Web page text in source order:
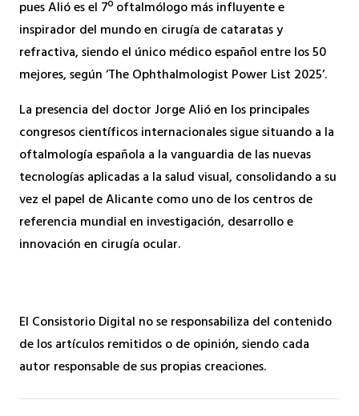
pues Alió es el 7º oftalmólogo más influyente e
inspirador del mundo en cirugía de cataratas y
refractiva, siendo el único médico español entre los 50
mejores, según ‘The Ophthalmologist Power List 2025’.
La presencia del doctor Jorge Alió en los principales
congresos científicos internacionales sigue situando a la
oftalmología española a la vanguardia de las nuevas
tecnologías aplicadas a la salud visual, consolidando a su
vez el papel de Alicante como uno de los centros de
referencia mundial en investigación, desarrollo e
innovación en cirugía ocular.
El Consistorio Digital no se responsabiliza del contenido
de los artículos remitidos o de opinión, siendo cada
autor responsable de sus propias creaciones.